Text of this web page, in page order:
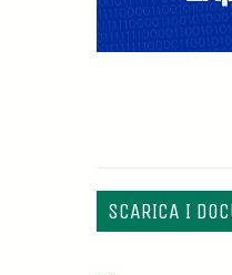
SCARICA I